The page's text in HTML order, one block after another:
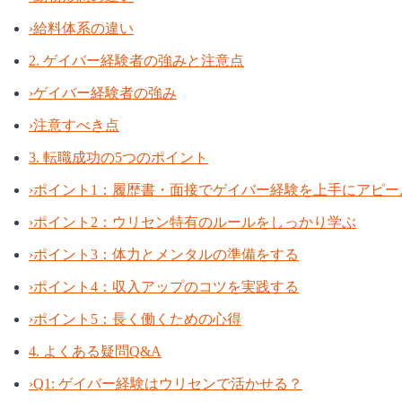
›給料体系の違い
2. ゲイバー経験者の強みと注意点
›ゲイバー経験者の強み
›注意すべき点
3. 転職成功の5つのポイント
›ポイント1：履歴書・面接でゲイバー経験を上手にアピ
›ポイント2：ウリセン特有のルールをしっかり学ぶ
›ポイント3：体力とメンタルの準備をする
›ポイント4：収入アップのコツを実践する
›ポイント5：長く働くための心得
4. よくある疑問Q&A
›Q1: ゲイバー経験はウリセンで活かせる？